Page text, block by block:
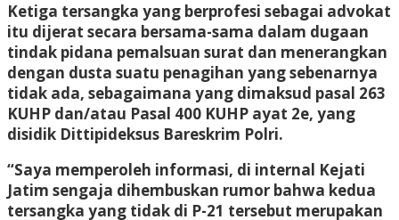
Ketiga tersangka yang berprofesi sebagai advokat
itu dijerat secara bersama-sama dalam dugaan
tindak pidana pemalsuan surat dan menerangkan
dengan dusta suatu penagihan yang sebenarnya
tidak ada, sebagaimana yang dimaksud pasal 263
KUHP dan/atau Pasal 400 KUHP ayat 2e, yang
disidik Dittipideksus Bareskrim Polri.
“Saya memperoleh informasi, di internal Kejati
Jatim sengaja dihembuskan rumor bahwa kedua
tersangka yang tidak di P-21 tersebut merupakan